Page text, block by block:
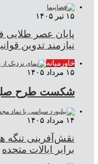
۱۵ تیر ۱۴۰۵
پایان عصر طلایی
نیازمند تدوین
خاورمیانه
۱۵ مرداد ۱۴۰۵
شکست طرح
۱۴ مرداد ۱۴۰۵
نقش‌آفرینی تنگه
برابر ایالات متحده